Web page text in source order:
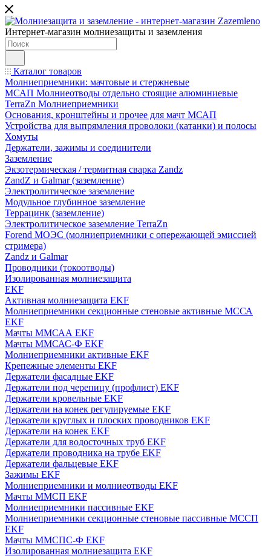
Интернет-магазин молниезащиты и заземления
Каталог товаров
Молниеприемники: мачтовые и стержневые
МСАП Молниеотводы отдельно стоящие алюминиевые
TerraZn Молниеприемники
Основания, кронштейны и прочее для мачт МСАП
Устройства для выпрямления проволоки (катанки) и полосы
Хомуты
Держатели, зажимы и соединители
Заземление
Экзотермическая / термитная сварка Zandz
ZandZ и Galmar (заземление)
Электролитическое заземление
Модульное глубинное заземление
Террацинк (заземление)
Электролитическое заземление TerraZn
Forend МОЭС (молниеприемники с опережающей эмиссией
стримера)
Zandz и Galmar
Проводники (токоотводы)
Изолированная молниезащита
EKF
Активная молниезащита EKF
Молниеприемники секционные стеновые активные МССА
EKF
Мачты ММСАА EKF
Мачты ММСАС-Ф EKF
Молниеприемники активные EKF
Крепежные элементы EKF
Держатели фасадные EKF
Держатели под черепицу (профлист) EKF
Держатели кровельные EKF
Держатели на конек регулируемые EKF
Держатели круглых и плоских проводников EKF
Держатели на конек EKF
Держатели для водосточных труб EKF
Держатели проводника на трубе EKF
Держатели фальцевые EKF
Зажимы EKF
Молниеприемники и молниеотводы EKF
Мачты ММСП EKF
Молниеприемники пассивные EKF
Молниеприемники секционные стеновые пассивные МССП
EKF
Мачты ММСПС-Ф EKF
Изолированная молниезащита EKF